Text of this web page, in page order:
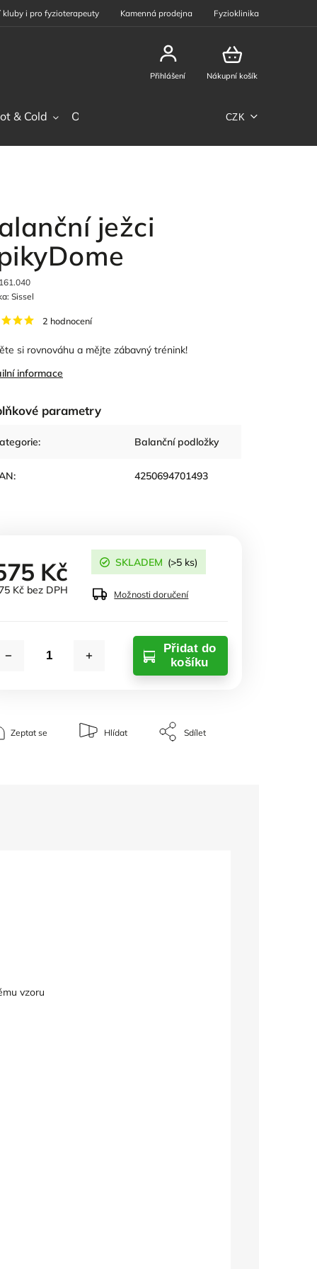
kluby i pro fyzioterapeuty Kamenná prodejna Fyzioklinika
Nákupní košík
Přihlášení
CZK
& Cold Ostatní sortiment Sportovní
ježci
2 hodnocení
si rovnováhu a mějte zábavný trénink!
informace
parametry
: Balanční podložky
: 4250694701493
Sissel
Kč
Kč bez DPH
SKLADEM (>5 ks)
Možnosti doručení
Přidat do
košíku
Zeptat se Hlídat Sdílet
vzoru